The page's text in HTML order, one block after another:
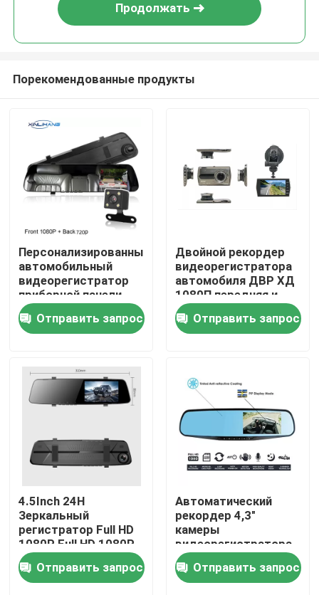
Дома
О Компании
Контакты
Продукция
Автомобильная камера видеорегистратора
Автомобильный видеорегистратор 4G
Видеорегистратор Blackbox DVR
Продолжать
Порекомендованные продукты
Персонализированный
автомобильный
видеорегистратор
приборной панели
IPS Dashcam 1080P
DVRОтправить запрос
Двойной рекордер
видеорегистратора
автомобиля ДВР ХД
1080П передняя и
задняя камера
экрана ИПС 4
дюймов
Отправить запрос
4.5Inch 24H
Зеркальный
регистратор Full HD
1080P Full HD 1080P
для автомобилей
Отправить запрос
Автоматический
рекордер 4,3"
камеры
видеорегистратора
ЛКД ФХД 1080п
передний и задний
датчик ДВР ГК1054
Отправить запрос